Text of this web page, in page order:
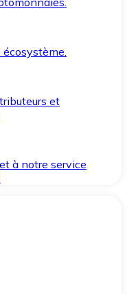
et
à notre service